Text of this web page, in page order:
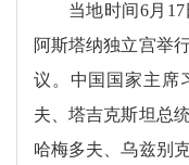
当地时间6月
阿斯塔纳独立宫举
议。中国国家主席
夫、塔吉克斯坦总
哈梅多夫、乌兹别